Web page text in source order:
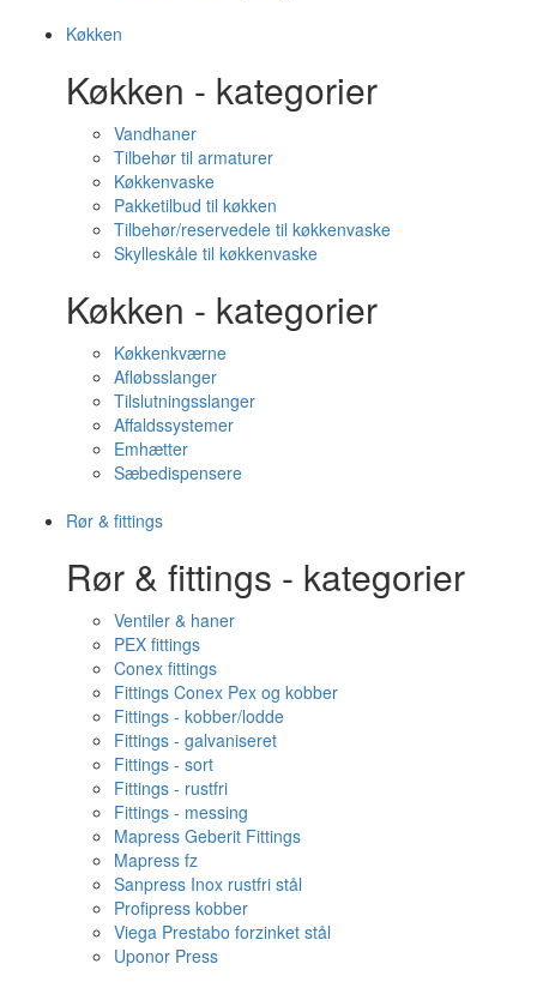
Køkken
Køkken - kategorier
Vandhaner
Tilbehør til armaturer
Køkkenvaske
Pakketilbud til køkken
Tilbehør/reservedele til køkkenvaske
Skylleskåle til køkkenvaske
Køkken - kategorier
Køkkenkværne
Afløbsslanger
Tilslutningsslanger
Affaldssystemer
Emhætter
Sæbedispensere
Rør & fittings
Rør & fittings - kategorier
Ventiler & haner
PEX fittings
Conex fittings
Fittings Conex Pex og kobber
Fittings - kobber/lodde
Fittings - galvaniseret
Fittings - sort
Fittings - rustfri
Fittings - messing
Mapress Geberit Fittings
Mapress fz
Sanpress Inox rustfri stål
Profipress kobber
Viega Prestabo forzinket stål
Uponor Press